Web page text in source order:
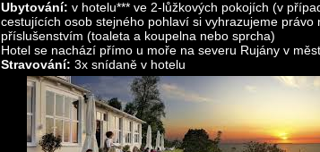
Ubytování: v hotelu*** ve 2-lůžkových pokojích (v
cestujících osob stejného pohlaví si vyhrazujeme
příslušenstvím (toaleta a koupelna nebo sprcha)
Hotel se nachází přímo u moře na severu Rujány v
Stravování: 3x snídaně v hotelu